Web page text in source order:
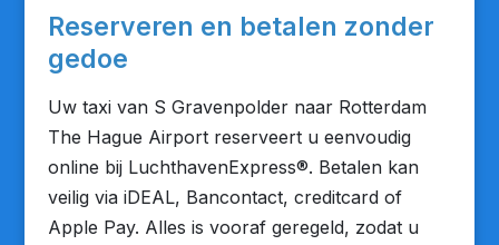
Reserveren en betalen zonder
gedoe
Uw taxi van S Gravenpolder naar Rotterdam
The Hague Airport reserveert u eenvoudig
online bij LuchthavenExpress®. Betalen kan
veilig via iDEAL, Bancontact, creditcard of
Apple Pay. Alles is vooraf geregeld, zodat u